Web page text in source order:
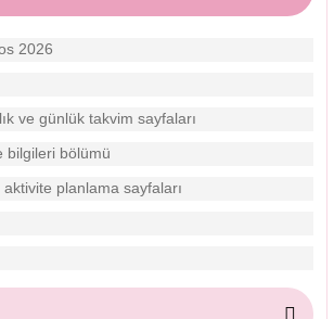
2026
ve günlük takvim sayfaları
bilgileri bölümü
planlama sayfaları